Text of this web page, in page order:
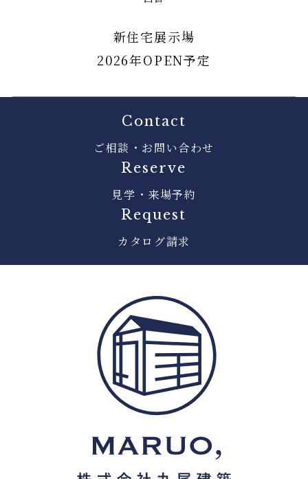
新住宅展示場
2026年OPEN予定
Contact
ご相談・お問い合わせ
Reserve
見学・来場予約
Request
カタログ請求